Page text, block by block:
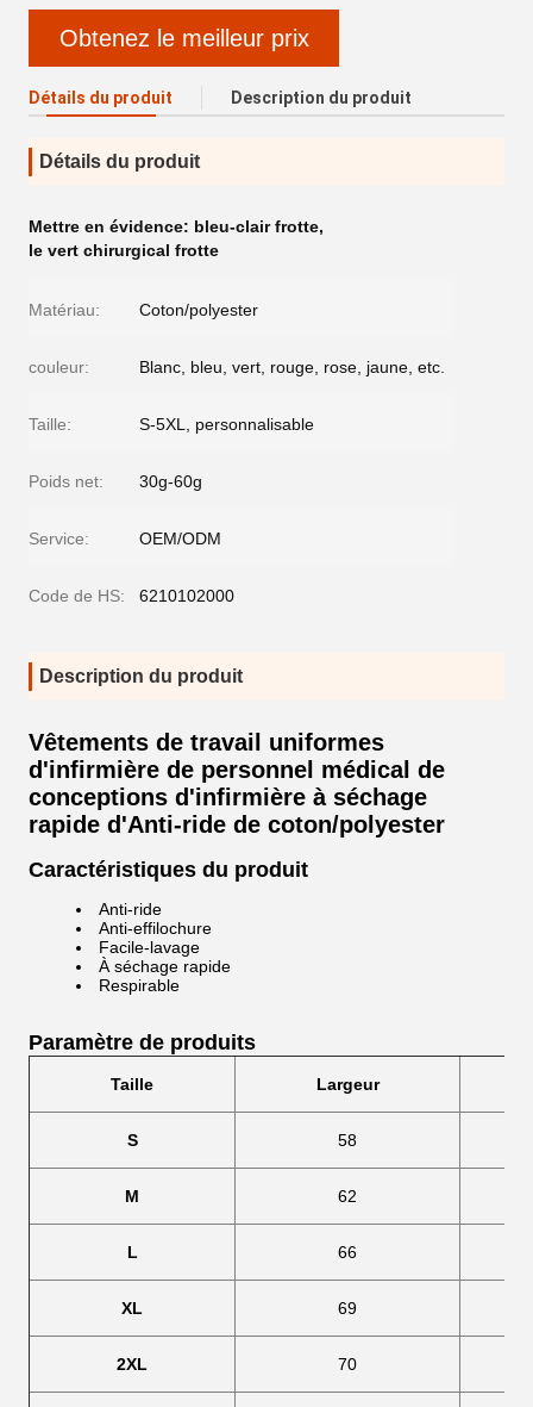
Obtenez le meilleur prix
Détails du produit Description du produit
Détails du produit
Mettre en évidence: bleu-clair frotte,
le vert chirurgical frotte
Matériau: Coton/polyester
couleur: Blanc, bleu, vert, rouge, rose, jaune, etc.
Taille: S-5XL, personnalisable
Poids net: 30g-60g
Service: OEM/ODM
Code de HS: 6210102000
Description du produit
Vêtements de travail uniformes
d'infirmière de personnel médical de
conceptions d'infirmière à séchage
rapide d'Anti-ride de coton/polyester
Caractéristiques du produit
Anti-ride
Anti-effilochure
Facile-lavage
À séchage rapide
Respirable
Paramètre de produits
Taille Largeur
S 58
M 62
L 66
XL 69
2XL 70